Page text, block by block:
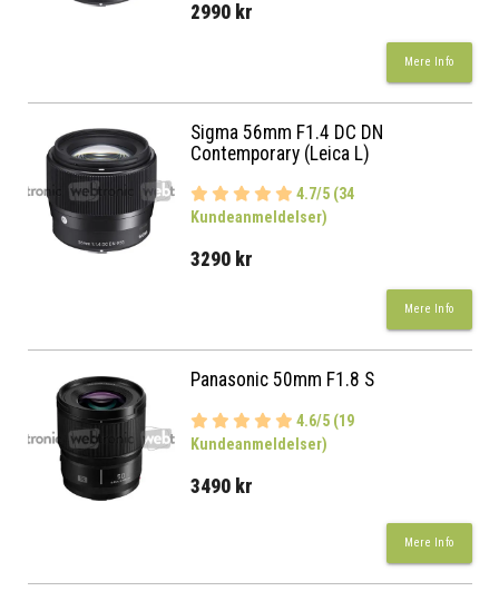
2990 kr
Mere Info
Sigma 56mm F1.4 DC DN
Contemporary (Leica L)
4.7/5 (34
Kundeanmeldelser)
3290 kr
Mere Info
Panasonic 50mm F1.8 S
4.6/5 (19
Kundeanmeldelser)
3490 kr
Mere Info